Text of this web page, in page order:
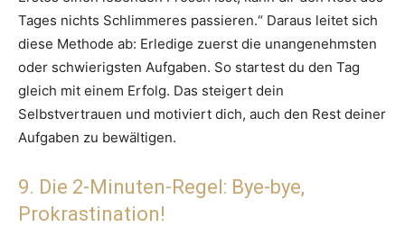
Tages nichts Schlimmeres passieren.“ Daraus leitet sich
diese Methode ab: Erledige zuerst die unangenehmsten
oder schwierigsten Aufgaben. So startest du den Tag
gleich mit einem Erfolg. Das steigert dein
Selbstvertrauen und motiviert dich, auch den Rest deiner
Aufgaben zu bewältigen.
9. Die 2-Minuten-Regel: Bye-bye,
Prokrastination!